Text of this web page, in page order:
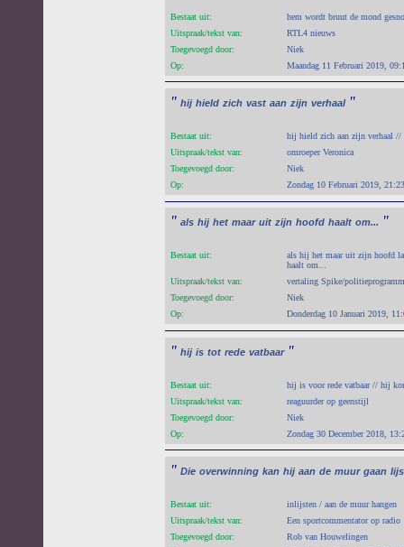
Bestaat uit:
hem wordt bruut de mond
Uitspraak/tekst van:
RTL4 nieuws
Toegevoegd door:
Niek
Op:
Maandag 11 Februari 2019,
" hij hield zich vast aan zijn verhaal "
Bestaat uit:
hij hield zich aan zijn verhaal
Uitspraak/tekst van:
omroeper Veronica
Toegevoegd door:
Niek
Op:
Zondag 10 Februari 2019, 21:23
" als hij het maar uit zijn hoofd haalt om... "
Bestaat uit:
als hij het maar uit zijn hoofd
haalt om...
Uitspraak/tekst van:
vertaling Spike/
Toegevoegd door:
Niek
Op:
Donderdag 10 Januari 2019,
" hij is tot rede vatbaar "
Bestaat uit:
hij is voor rede vatbaar // hij
Uitspraak/tekst van:
reaguurder op geenstijl
Toegevoegd door:
Niek
Op:
Zondag 30 December 2018,
" Die overwinning kan hij aan de muur gaan
Bestaat uit:
inlijsten / aan de muur hangen
Uitspraak/tekst van:
Een sportcommentator op radio
Toegevoegd door:
Rob van Houwelingen